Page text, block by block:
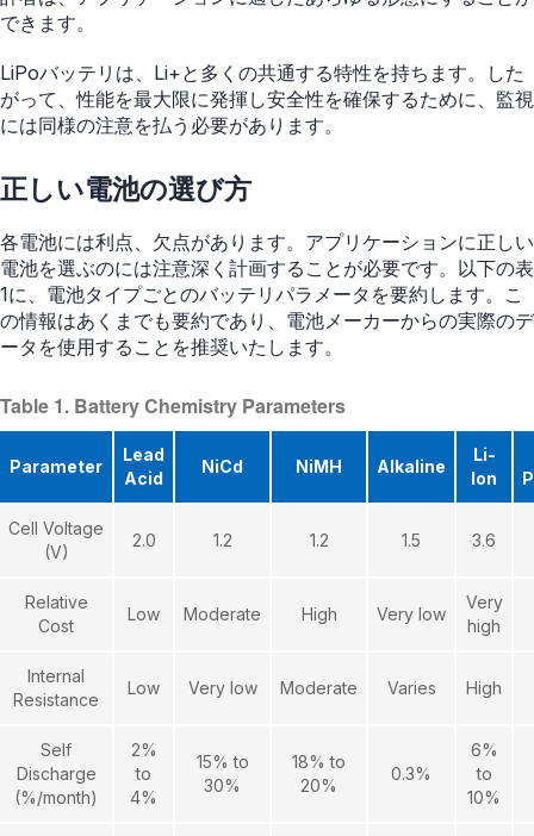
できます。
LiPoバッテリは、Li+と多くの共通する特性を持ちます。した
がって、性能を最大限に発揮し安全性を確保するために、監視
には同様の注意を払う必要があります。
正しい電池の選び方
各電池には利点、欠点があります。アプリケーションに正しい
電池を選ぶのには注意深く計画することが必要です。以下の表
1に、電池タイプごとのバッテリパラメータを要約します。こ
の情報はあくまでも要約であり、電池メーカーからの実際のデ
ータを使用することを推奨いたします。
Table 1. Battery Chemistry Parameters
Parameter
Lead
Acid
NiCd NiMH Alkaline
Li-
Ion
Cell Voltage
(V)
2.0 1.2 1.2 1.5 3.6
Relative
Cost
Low Moderate High Very low
Very
high
Internal
Resistance
Low Very low Moderate Varies High
Self
Discharge
(%/month)
2%
to
4%
15% to
30%
18% to
20%
0.3%
6%
to
10%